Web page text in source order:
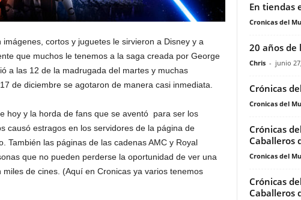
cortos y juguetes le sirvieron a Disney y a
que muchos le tenemos a la saga creada por George
a las 12 de la madrugada del martes y muchas
de diciembre se agotaron de manera casi inmediata.
hoy y la horda de fans que se aventó para ser los
causó estragos en los servidores de la página de
También las páginas de las cadenas AMC y Royal
que no pueden perderse la oportunidad de ver una
de cines. (Aquí en Cronicas ya varios tenemos
En tiendas
Cronicas del
20 años de
Chris - junio
Crónicas
Cronicas del
Crónicas
Caballeros
Cronicas del
Crónicas
Caballeros